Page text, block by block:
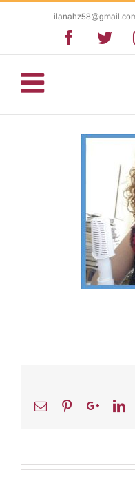
Instagram
Twitter
Linkedin
Google+
Pinterest
Email